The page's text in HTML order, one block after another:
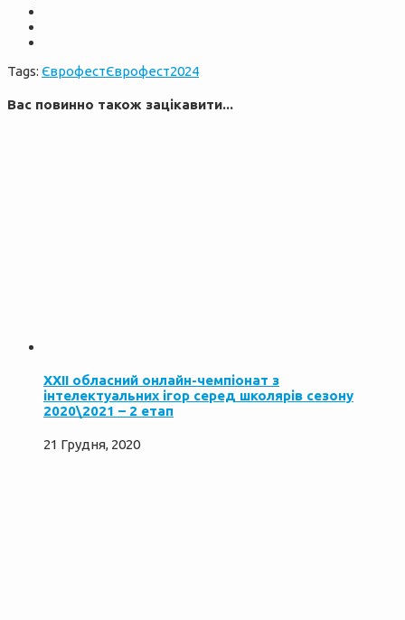
Tags: ЄврофестЄврофест2024
Вас повинно також зацікавити...
ХXІІ обласний онлайн-чемпіонат з
інтелектуальних ігор серед школярів сезону
2020\2021 – 2 етап
21 Грудня, 2020